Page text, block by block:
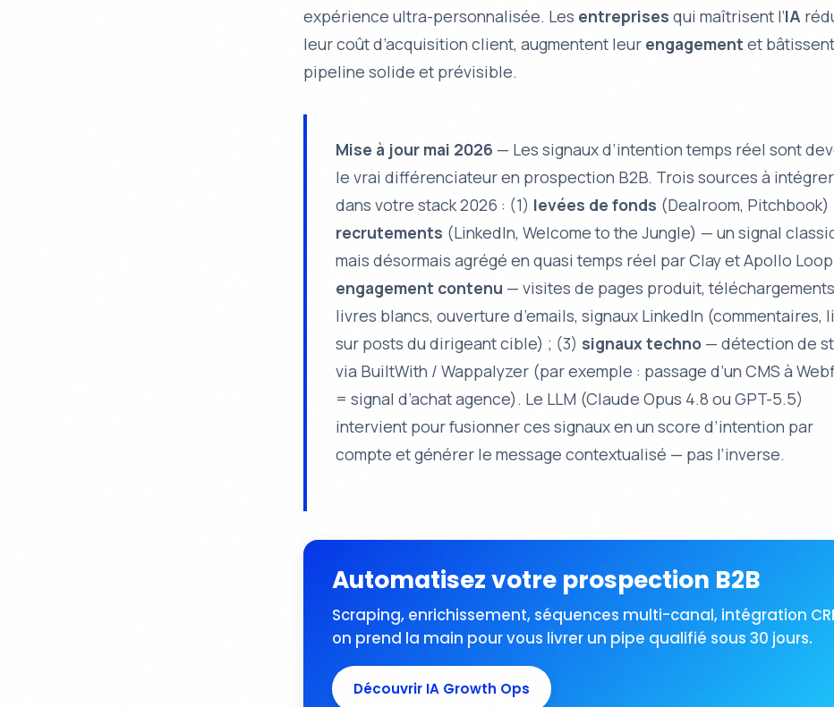
expérience ultra-personnalisée. Les entreprises qui maîtrisent l’IA
leurcoût d’acquisition client, augmentent leur engagement et
pipeline solide et prévisible.
Mise à jour mai 2026 — Les signaux d’intention temps réel sont
le vrai différenciateur en prospection B2B. Trois sources à intégrer
dans votre stack 2026 : (1) levées de fonds (Dealroom, Pitchbook)
recrutements (LinkedIn, Welcome to the Jungle) — un signal
mais désormais agrégé en quasi temps réel par Clay et Apollo
engagement contenu — visites de pages produit,
livres blancs, ouverture d’emails, signaux LinkedIn (commentaires,
sur posts du dirigeant cible) ; (3) signaux techno — détection de
via BuiltWith / Wappalyzer (par exemple : passage d’un CMS à
= signal d’achat agence). Le LLM (Claude Opus 4.8 ou GPT-5.5)
intervient pour fusionner ces signaux en un score d’intention par
compte et générer le message contextualisé — pas l’inverse.
Automatisez votre prospection B2B
Scraping, enrichissement, séquences multi-canal, intégration
on prend la main pour vous livrer un pipe qualifié sous 30 jours.
Découvrir IA Growth Ops